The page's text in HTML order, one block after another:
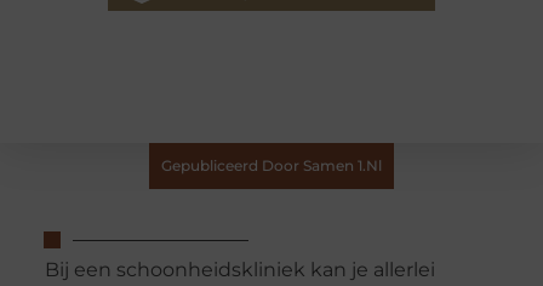
Gepubliceerd Door Samen 1.nl
Bij een schoonheidskliniek kan je allerlei